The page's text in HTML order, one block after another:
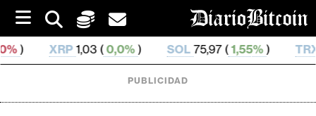
i
p
t
o
(0,0% ) SOL 75,97 (1,55%) TRX0,329 679 (
PUBLICIDAD